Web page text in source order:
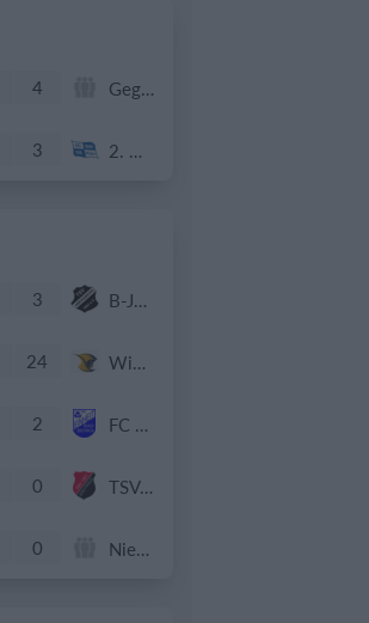
4 Gegner
3 2. Herren
3 B-Jugend - SG TSV Abensberg
24 Wiesbaden Phantoms
2 FC Einheit Bad Berka - B-Junioren
0 TSV Stettfeld U11
0 Niefern, Ellmendingen, Buckenberg, Buchenbronn